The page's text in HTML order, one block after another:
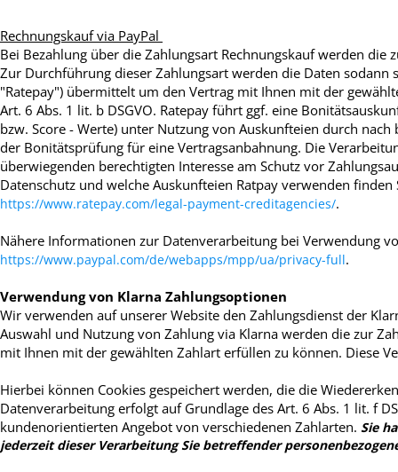
Rechnungskauf via PayPal
Bei Bezahlung über die Zahlungsart Rechnungskauf werden
Zur Durchführung dieser Zahlungsart werden die Daten sodann
"Ratepay") übermittelt um den Vertrag mit Ihnen mit der
Art. 6 Abs. 1 lit. b DSGVO. Ratepay führt ggf. eine
bzw. Score - Werte) unter Nutzung von Auskunfteien durch
der Bonitätsprüfung für eine Vertragsanbahnung. Die
überwiegenden berechtigten Interesse am Schutz vor
Datenschutz und welche Auskunfteien Ratpay verwenden
https://www.ratepay.com/legal-payment-creditagencies/.
Nähere Informationen zur Datenverarbeitung bei Verwendung
https://www.paypal.com/de/webapps/mpp/ua/privacy-full.
Verwendung von Klarna Zahlungsoptionen
Wir verwenden auf unserer Website den Zahlungsdienst der
Auswahl und Nutzung von Zahlung via Klarna werden die zur
mit Ihnen mit der gewählten Zahlart erfüllen zu können. Diese
Hierbei können Cookies gespeichert werden, die die
Datenverarbeitung erfolgt auf Grundlage des Art. 6 Abs. 1 lit. f
kundenorientierten Angebot von verschiedenen Zahlarten. Sie
jederzeit dieser Verarbeitung Sie betreffender